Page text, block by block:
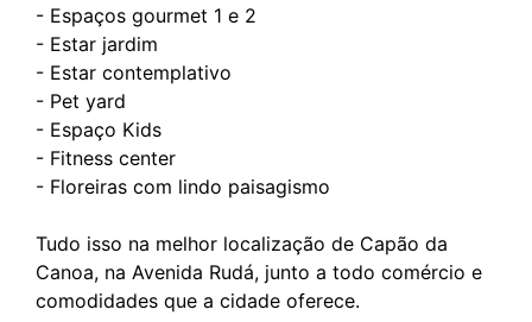
- Espaços gourmet 1 e 2
- Estar jardim
- Estar contemplativo
- Pet yard
- Espaço Kids
- Fitness center
- Floreiras com lindo paisagismo
Tudo isso na melhor localização de Capão da
Canoa, na Avenida Rudá, junto a todo comércio e
comodidades que a cidade oferece.